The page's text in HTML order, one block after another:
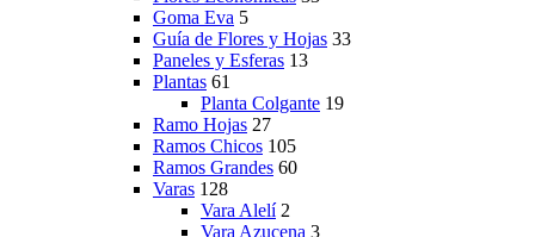
Goma Eva 5
Guía de Flores y Hojas 33
Paneles y Esferas 13
Plantas 61
Planta Colgante 19
Ramo Hojas 27
Ramos Chicos 105
Ramos Grandes 60
Varas 128
Vara Alelí 2
Vara Azucena 3